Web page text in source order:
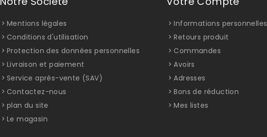
Mentions légales
Conditions d'utilisation
Protection des données personnelles
Livraison et paiement
Service après-vente (SAV)
Contactez-nous
plan du site
Le magasin
Informations personnelles
Retours produit
Commandes
Avoirs
Adresses
Bons de réduction
Mes listes